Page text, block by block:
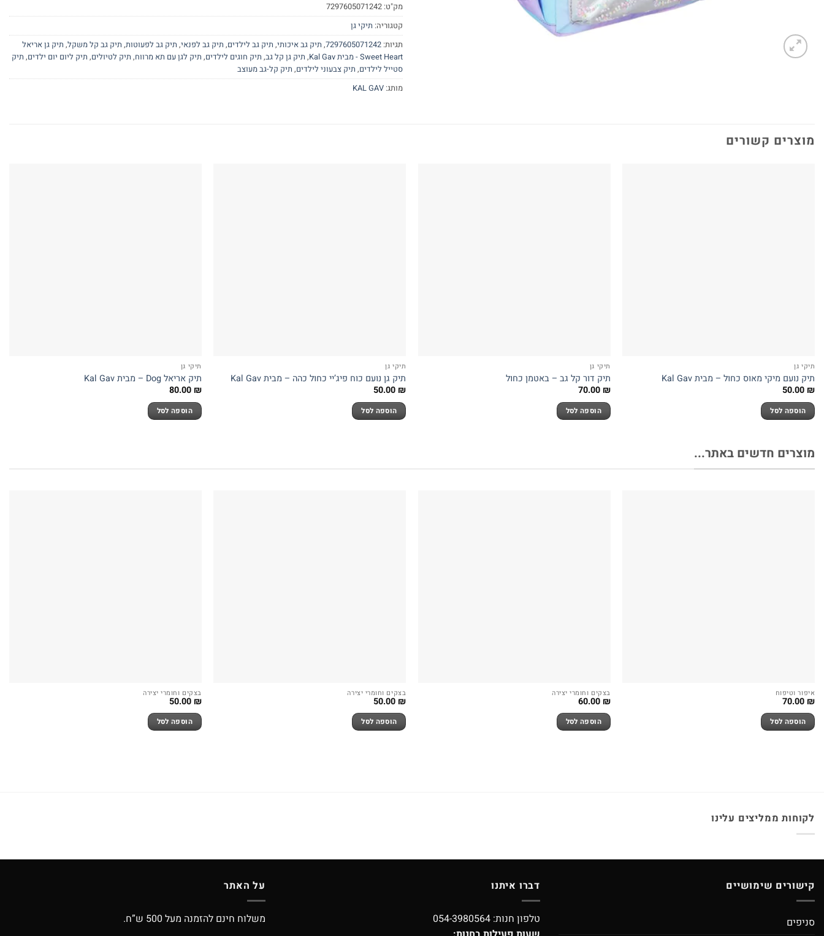
מק"ט: 7297605071242
קטגוריה: תיקי גן
תגיות: 7297605071242
, תיק גב איכותי, תיק גב לילדים, תיק גב לפנאי, תיק גב לפעוטות, תיק גב קל משקל, תיק גן אריאל
Sweet Heart - מבית Kal Gav
, תיק גן קל גב, תיק חוגים לילדים, תיק לגן עם תא מרווח, תיק לטיולים, תיק ליום יום ילדים, תיק
סטייל לילדים, תיק צבעוני לילדים, תיק קל-גב מעוצב
מותג: KAL GAV
מוצרים קשורים
תיקי גן
תיק נועם מיקי מאוס כחול – מבית Kal Gav
50.00 ₪
הוספה לסל
תיקי גן
תיק דור קל גב – באטמן כחול
70.00 ₪
הוספה לסל
תיקי גן
תיק גן נועם כוח פיג’יי כחול כהה – מבית Kal Gav
50.00 ₪
הוספה לסל
תיקי גן
תיק אריאל Dog – מבית Kal Gav
80.00 ₪
הוספה לסל
מוצרים חדשים באתר...
איפור וטיפוח
70.00 ₪
הוספה לסל
בצקים וחומרי יצירה
60.00 ₪
הוספה לסל
בצקים וחומרי יצירה
50.00 ₪
הוספה לסל
בצקים וחומרי יצירה
50.00 ₪
הוספה לסל
לקוחות ממליצים עלינו
קישורים שימושיים
סניפים
דברו איתנו
טלפון חנות: 054-3980564
על האתר
משלוח חינם להזמנה מעל 500 ש”ח.